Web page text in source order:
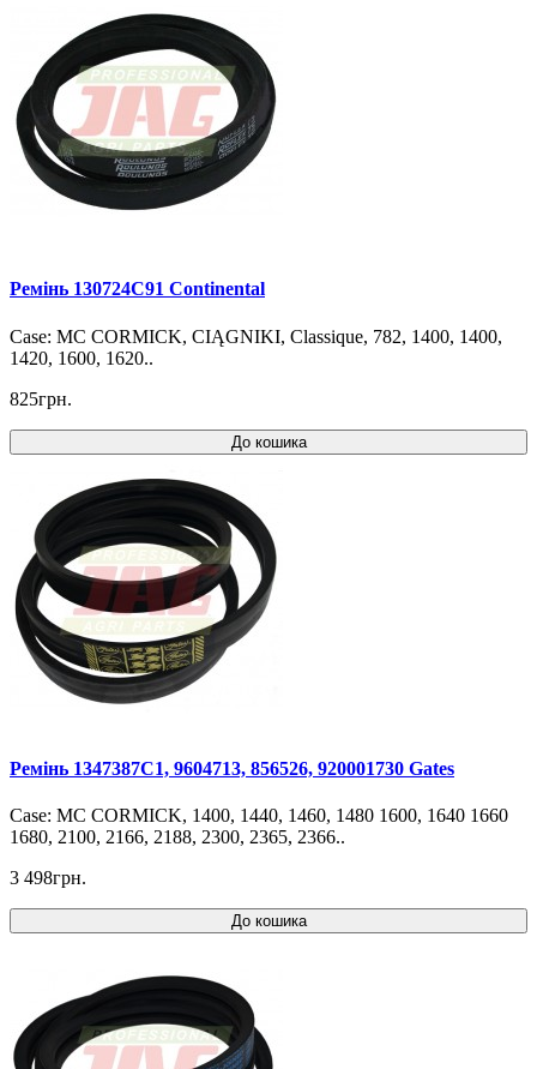
Ремінь 130724C91 Continental
Case: MC CORMICK, CIĄGNIKI, Classique, 782, 1400, 1400,
1420, 1600, 1620..
825грн.
До кошика
Ремінь 1347387C1, 9604713, 856526, 920001730 Gates
Case: MC CORMICK, 1400, 1440, 1460, 1480 1600, 1640 1660
1680, 2100, 2166, 2188, 2300, 2365, 2366..
3 498грн.
До кошика